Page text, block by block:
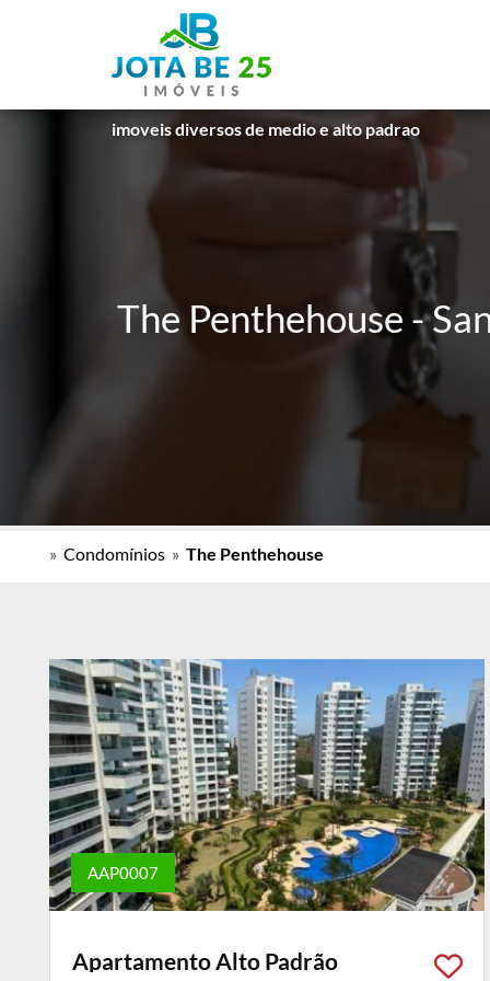
imoveis diversos de medio e alto padrao
The Penthehouse -
» Condomínios » The Penthehouse
AAP0007
Apartamento Alto Padrão